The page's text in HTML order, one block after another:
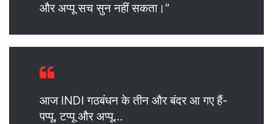
और अप्पू सच सुन नहीं सकता।”
आज INDI गठबंधन के तीन और बंदर आ गए हैं-
पप्पू, टप्पू और अप्पू…